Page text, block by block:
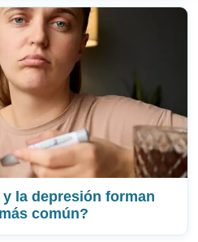
la depresión forman
común?